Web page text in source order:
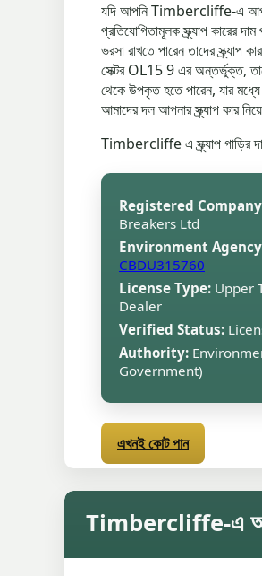
যদি আপনি Timbercliffe-এ আপনার
প্রতিযোগিতামূলক স্ক্র্যাপ কারের
ভরসা রাখতে পারেন তাদের
সেক্টর OL15 9 এর অন্তর্ভুক্ত,
থেকে উপকৃত হতে পারেন, যার
আমাদের দল আপনার স্ক্র্যাপ কার
Timbercliffe এ স্ক্র্যাপ গাড়ির
Registered
Breakers Ltd
Environment
CBDU315760
License Type: Upper
Dealer
Verified Status:
Authority:
Government)
এখনই কোট পান
Timbercliffe-এ